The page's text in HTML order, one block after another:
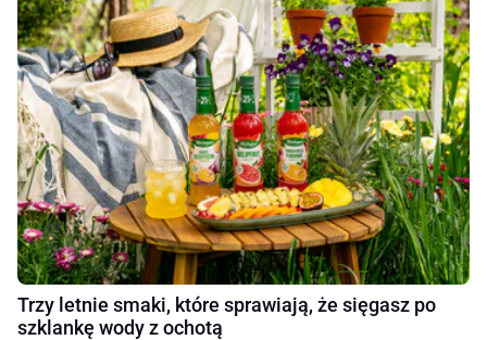
Trzy letnie smaki, które sprawiają, że sięgasz po
szklankę wody z ochotą